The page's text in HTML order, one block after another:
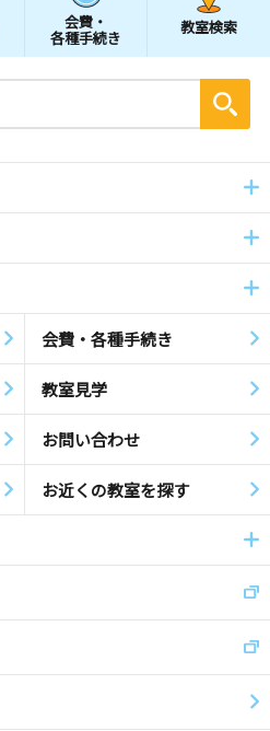
会費・
各種手続き
教室検索
会費・各種手続き
教室見学
お問い合わせ
お近くの教室を探す